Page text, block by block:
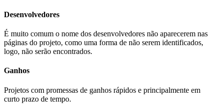
Desenvolvedores
É muito comum o nome dos desenvolvedores não aparecerem nas
páginas do projeto, como uma forma de não serem identificados,
logo, não serão encontrados.
Ganhos
Projetos com promessas de ganhos rápidos e principalmente em
curto prazo de tempo.